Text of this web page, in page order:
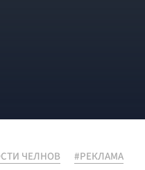
ЧЕЛНОВ #РЕКЛАМА